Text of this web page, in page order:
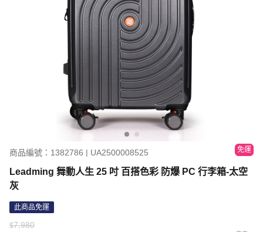
商品編號：1382786 | UA2500008525 免運
Leadming 舞動人生 25 吋 百搭色彩 防爆 PC 行李箱-太空
灰
此商品免運
$7,980